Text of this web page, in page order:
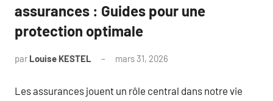
assurances : Guides pour une
protection optimale
par Louise KESTEL mars 31, 2026
Les assurances jouent un rôle central dans notre vie